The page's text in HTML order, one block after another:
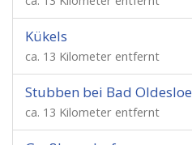
Kükels
ca. 13 Kilometer entfernt
Stubben bei Bad Oldesloe
ca. 13 Kilometer entfernt